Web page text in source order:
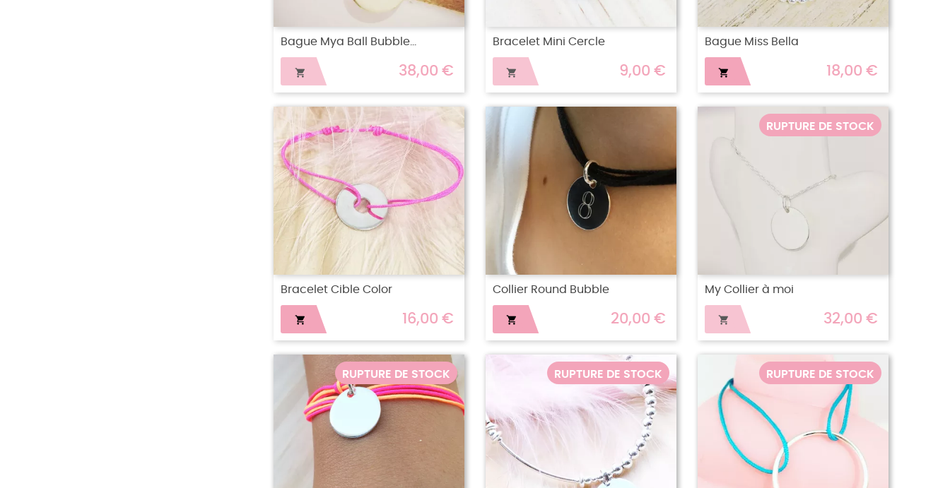
Bague Mya Ball Bubble...
 38,00 €
Bracelet Mini Cercle
 9,00 €
Bague Miss Bella
 18,00 €
Bracelet Cible Color
 16,00 €
Collier Round Bubble
 20,00 €
RUPTURE DE STOCK
My Collier à moi
 32,00 €
RUPTURE DE STOCK RUPTURE DE STOCK RUPTURE DE STOCK